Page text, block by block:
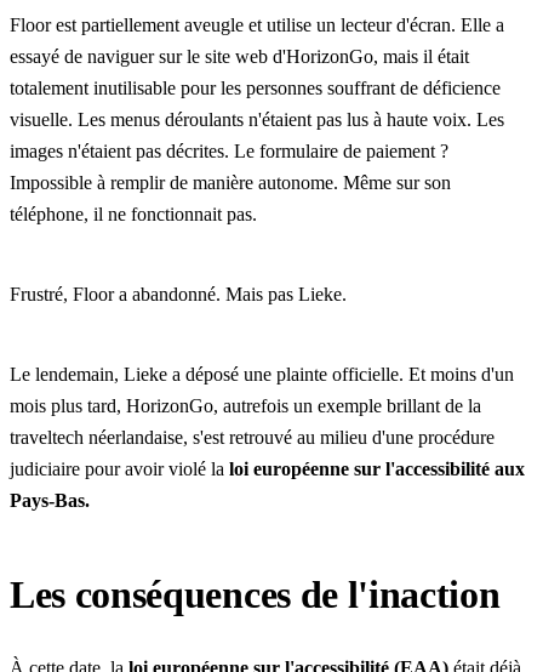
Floor est partiellement aveugle et utilise un lecteur d'écran. Elle a
essayé de naviguer sur le site web d'HorizonGo, mais il était
totalement inutilisable pour les personnes souffrant de déficience
visuelle. Les menus déroulants n'étaient pas lus à haute voix. Les
images n'étaient pas décrites. Le formulaire de paiement ?
Impossible à remplir de manière autonome. Même sur son
téléphone, il ne fonctionnait pas.
Frustré, Floor a abandonné. Mais pas Lieke.
Le lendemain, Lieke a déposé une plainte officielle. Et moins d'un
mois plus tard, HorizonGo, autrefois un exemple brillant de la
traveltech néerlandaise, s'est retrouvé au milieu d'une procédure
judiciaire pour avoir violé la loi européenne sur l'accessibilité aux
Pays-Bas.
Les conséquences de l'inaction
À cette date, la loi européenne sur l'accessibilité (EAA) était déjà